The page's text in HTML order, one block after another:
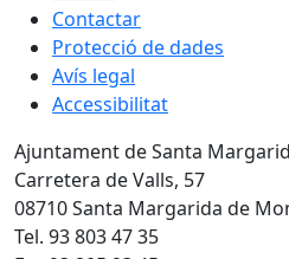
Contactar
Protecció de dades
Avís legal
Accessibilitat
Ajuntament de Santa
Carretera de Valls, 57
08710 Santa Margarida de
Tel. 93 803 47 35